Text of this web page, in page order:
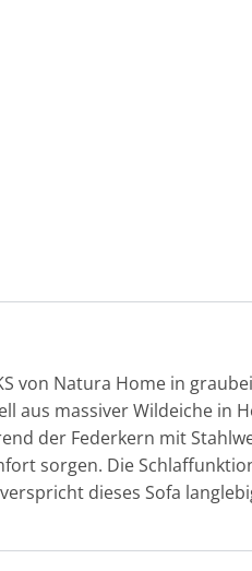
von Natura Home in
aus massiver Wildeiche in
der Federkern mit
sorgen. Die
dieses Sofa